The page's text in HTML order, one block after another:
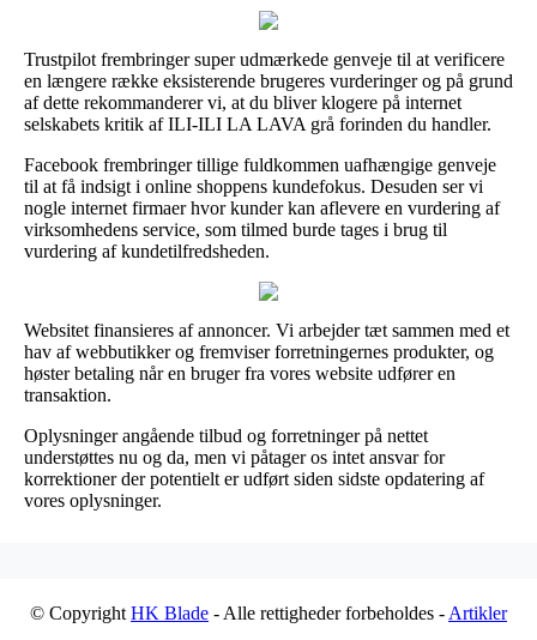
Trustpilot frembringer super udmærkede genveje til at verificere
en længere række eksisterende brugeres vurderinger og på grund
af dette rekommanderer vi, at du bliver klogere på internet
selskabets kritik af ILI-ILI LA LAVA grå forinden du handler.
Facebook frembringer tillige fuldkommen uafhængige genveje
til at få indsigt i online shoppens kundefokus. Desuden ser vi
nogle internet firmaer hvor kunder kan aflevere en vurdering af
virksomhedens service, som tilmed burde tages i brug til
vurdering af kundetilfredsheden.
Websitet finansieres af annoncer. Vi arbejder tæt sammen med et
hav af webbutikker og fremviser forretningernes produkter, og
høster betaling når en bruger fra vores website udfører en
transaktion.
Oplysninger angående tilbud og forretninger på nettet
understøttes nu og da, men vi påtager os intet ansvar for
korrektioner der potentielt er udført siden sidste opdatering af
vores oplysninger.
© Copyright HK Blade - Alle rettigheder forbeholdes - Artikler